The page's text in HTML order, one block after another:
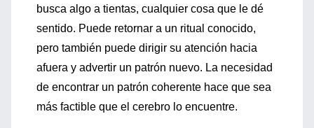
busca algo a tientas, cualquier cosa que le dé
sentido. Puede retornar a un ritual conocido,
pero también puede dirigir su atención hacia
afuera y advertir un patrón nuevo. La necesidad
de encontrar un patrón coherente hace que sea
más factible que el cerebro lo encuentre.